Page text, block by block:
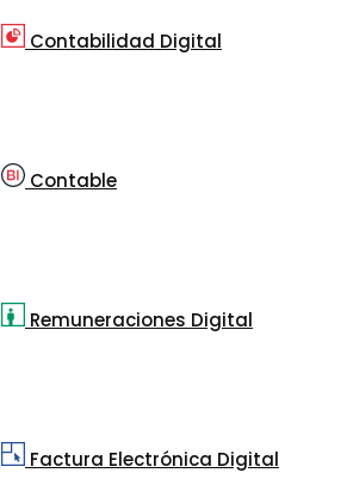
Contabilidad Digital
Contable
Remuneraciones Digital
Factura Electrónica Digital